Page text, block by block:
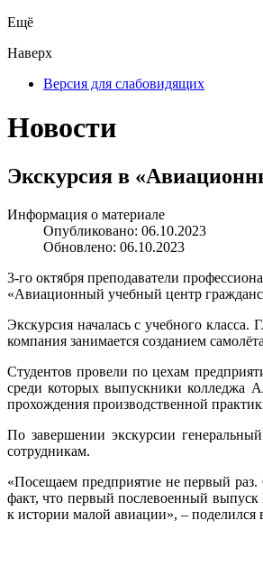
Ещё
Наверх
Версия для слабовидящих
Новости
Экскурсия в
Информация о материале
Опубликовано: 06.10.2023
Обновлено: 06.10.2023
3-го октября преподаватели
«Авиационный учебный центр
Экскурсия началась с учебного
компания занимается созданием
Студентов провели по цехам
среди которых выпускники колледжа
прохождения производственной
По завершении экскурсии
сотрудникам.
«Посещаем предприятие не первый
факт, что первый послевоенный
к истории малой авиации», – поделился